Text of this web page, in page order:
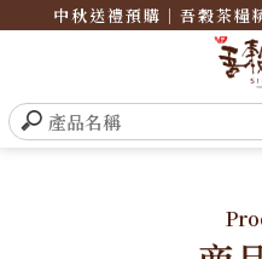
中秋送禮預購｜吾穀茶糧